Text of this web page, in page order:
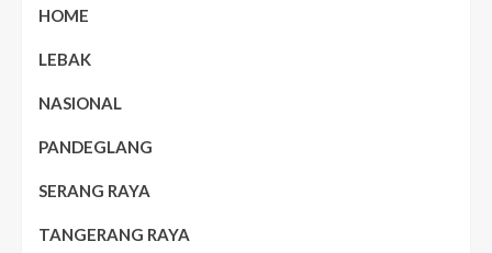
HOME
LEBAK
NASIONAL
PANDEGLANG
SERANG RAYA
TANGERANG RAYA